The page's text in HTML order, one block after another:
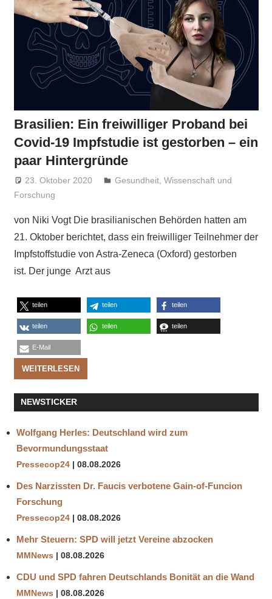
Brasilien: Ein freiwilliger Proband bei
Covid-19 Impfstudie ist gestorben – ein
paar Hintergründe
23. Oktober 2020 Niki Vogt
Gesundheit ,Wissenschaft und
Forschung
von Niki Vogt Die brasilianischen Behörden hatten am
21. Oktober berichtet, dass ein freiwilliger Teilnehmer der
Impfstoffstudie von Astra-Zeneca (Oxford) gestorben
ist. Der junge Arzt aus
teilen teilen teilen
teilen teilen teilen
E-Mail
WEITERLESEN
NEWSTICKER
Wolfgang Herles: Deutschland wird zum
Bevormundungsstaat
Pressecop24 08.08.2026
Des Narzissten Dr. Faucis verbotene Gain-of-Funcion
Forschung
Pressecop24 08.08.2026
Mehr Steuern: SPD will jetzt Vereine abzocken
MMNews 08.08.2026
CDU und SPD fahren Deutschlands Bonität an die Wand
MMNews 08.08.2026